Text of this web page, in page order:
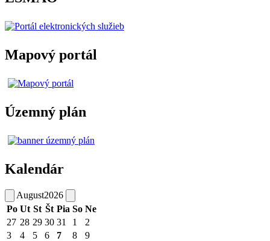
Mapový portál
Územný plán
Kalendár
August2026
Po Ut St Št Pia So Ne
27 28 29 30 31 1
2
3
4 5 6 7 8
9